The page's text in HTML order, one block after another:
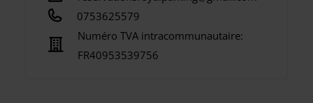
0753625579
Numéro TVA intracommunautaire:
FR40953539756